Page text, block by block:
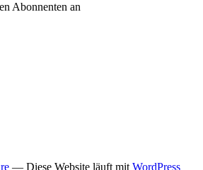
Abonnenten an
— Diese Website läuft mit WordPress